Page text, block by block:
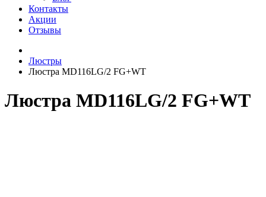
Контакты
Акции
Отзывы
Люстры
Люстра MD116LG/2 FG+WT
Люстра MD116LG/2 FG+WT